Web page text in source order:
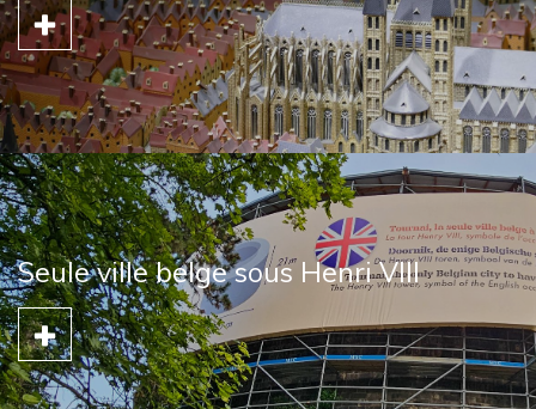
Seule ville belge sous Henri VIII